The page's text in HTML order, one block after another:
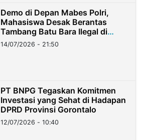
Demo di Depan Mabes Polri,
Mahasiswa Desak Berantas
Tambang Batu Bara Ilegal di
Lampung
14/07/2026 - 21:50
PT BNPG Tegaskan Komitmen
Investasi yang Sehat di Hadapan
DPRD Provinsi Gorontalo
12/07/2026 - 10:40